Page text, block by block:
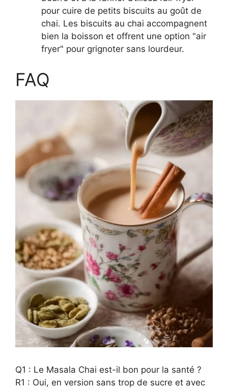
pour cuire de petits biscuits au goût de
chai. Les biscuits au chai accompagnent
bien la boisson et offrent une option "air
fryer" pour grignoter sans lourdeur.
FAQ
Q1 : Le Masala Chai est-il bon pour la santé ?
R1 : Oui, en version sans trop de sucre et avec